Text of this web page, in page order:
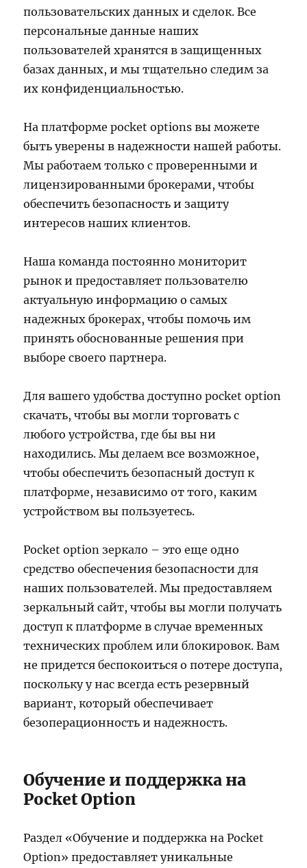
пользовательских данных и сделок. Все
персональные данные наших
пользователей хранятся в защищенных
базах данных, и мы тщательно следим за
их конфиденциальностью.
На платформе pocket options вы можете
быть уверены в надежности нашей работы.
Мы работаем только с проверенными и
лицензированными брокерами, чтобы
обеспечить безопасность и защиту
интересов наших клиентов.
Наша команда постоянно мониторит
рынок и предоставляет пользователю
актуальную информацию о самых
надежных брокерах, чтобы помочь им
принять обоснованные решения при
выборе своего партнера.
Для вашего удобства доступно pocket option
скачать, чтобы вы могли торговать с
любого устройства, где бы вы ни
находились. Мы делаем все возможное,
чтобы обеспечить безопасный доступ к
платформе, независимо от того, каким
устройством вы пользуетесь.
Pocket option зеркало – это еще одно
средство обеспечения безопасности для
наших пользователей. Мы предоставляем
зеркальный сайт, чтобы вы могли получать
доступ к платформе в случае временных
технических проблем или блокировок. Вам
не придется беспокоиться о потере доступа,
поскольку у нас всегда есть резервный
вариант, который обеспечивает
безоперационность и надежность.
Обучение и поддержка на
Pocket Option
Раздел «Обучение и поддержка на Pocket
Option» предоставляет уникальные